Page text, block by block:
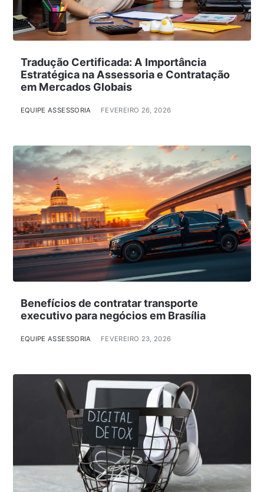
Tradução Certificada: A Importância
Estratégica na Assessoria e Contratação
em Mercados Globais
EQUIPE ASSESSORIA FEVEREIRO 26, 2026
Benefícios de contratar transporte
executivo para negócios em Brasília
EQUIPE ASSESSORIA FEVEREIRO 23, 2026